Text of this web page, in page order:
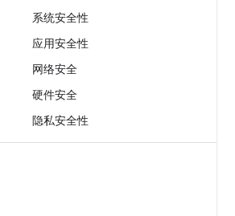
系统安全性
应用安全性
网络安全
硬件安全
隐私安全性